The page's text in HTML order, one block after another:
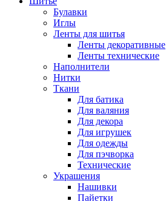
Булавки
Иглы
Ленты для шитья
Ленты декоративные
Ленты технические
Наполнители
Нитки
Ткани
Для батика
Для валяния
Для декора
Для игрушек
Для одежды
Для пэчворка
Технические
Украшения
Нашивки
Пайетки